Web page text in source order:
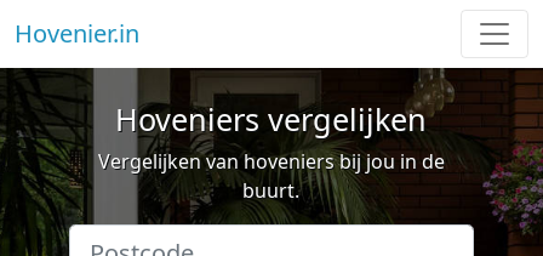
Hovenier.in
Hoveniers vergelijken
Vergelijken van hoveniers bij jou in de
buurt.